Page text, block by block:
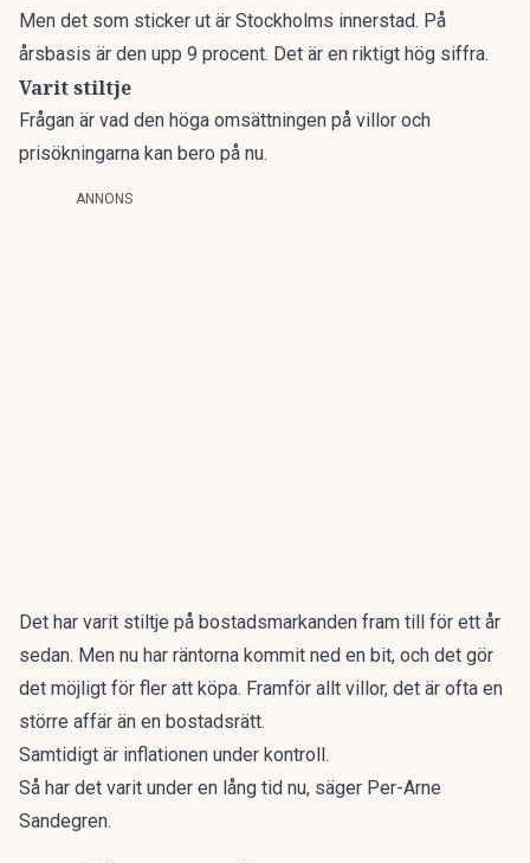
Men det som sticker ut är Stockholms innerstad. På
årsbasis är den upp 9 procent. Det är en riktigt hög siffra.
Varit stiltje
Frågan är vad den höga omsättningen på villor och
prisökningarna kan bero på nu.
ANNONS
Det har varit stiltje på bostadsmarkanden fram till för ett år
sedan. Men nu har räntorna kommit ned en bit, och det gör
det möjligt för fler att köpa. Framför allt villor, det är ofta en
större affär än en bostadsrätt.
Samtidigt är inflationen under kontroll.
Så har det varit under en lång tid nu, säger Per-Arne
Sandegren.